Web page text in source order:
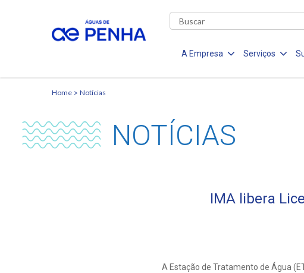
A Empresa Serviços
Home Notícias
NOTÍCIAS
IMA libera
A Estação de Tratamento de Água